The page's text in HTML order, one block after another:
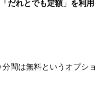
だれとでも定額」を利用
間は無料というオプショ